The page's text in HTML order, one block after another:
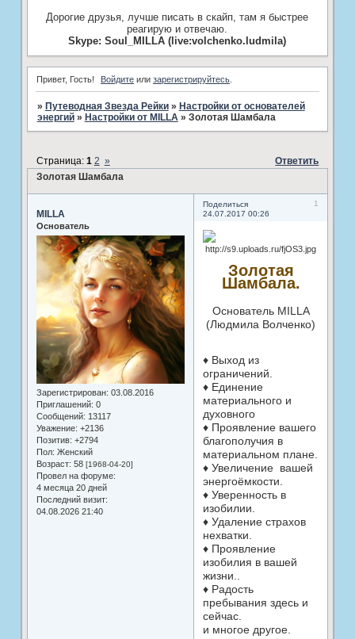
Дорогие друзья, лучше писать в скайп, там я быстрее
реагирую и отвечаю.
Skype: Soul_MILLA (live:volchenko.ludmila)
Привет, Гость! Войдите илизарегистрируйтесь
» Путеводная Звезда Рейки » Настройки от основателей
энергий » Настройки от MILLA » Золотая Шамбала
Золотая Шамбала
Страница: 1 2 » Ответить
Поделиться
1
24.07.2017 00:26
MILLA
Основатель
Зарегистрирован: 03.08.2016
Приглашений: 0
Сообщений: 13117
Уважение: +2136
Позитив: +2794
Пол: Женский
Возраст: 58 [1968-04-20]
Провел на форуме:
4 месяца 20 дней
Последний визит:
04.08.2026 21:40
Золотая
Шамбала.
Основатель MILLA
(Людмила Волченко)
♦ Выход из
ограничений.
♦ Единение
материального и
духовного
♦ Проявление вашего
благополучия в
материальном плане.
♦ Увеличение вашей
энергоёмкости.
♦ Уверенность в
изобилии.
♦ Удаление страхов
нехватки.
♦ Проявление
изобилия в вашей
жизни..
♦ Радость
пребывания здесь и
сейчас.
и многое другое.